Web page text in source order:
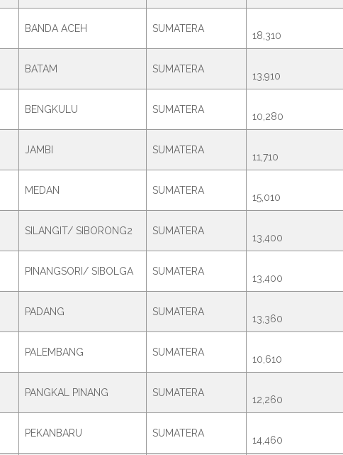
BANDA ACEH SUMATERA
18,310
BATAM SUMATERA
13,910
BENGKULU SUMATERA
10,280
JAMBI SUMATERA
11,710
MEDAN SUMATERA
15,010
SILANGIT/ SIBORONG2 SUMATERA
13,400
PINANGSORI/ SIBOLGA SUMATERA
13,400
PADANG SUMATERA
13,360
PALEMBANG SUMATERA
10,610
PANGKAL PINANG SUMATERA
12,260
PEKANBARU SUMATERA
14,460